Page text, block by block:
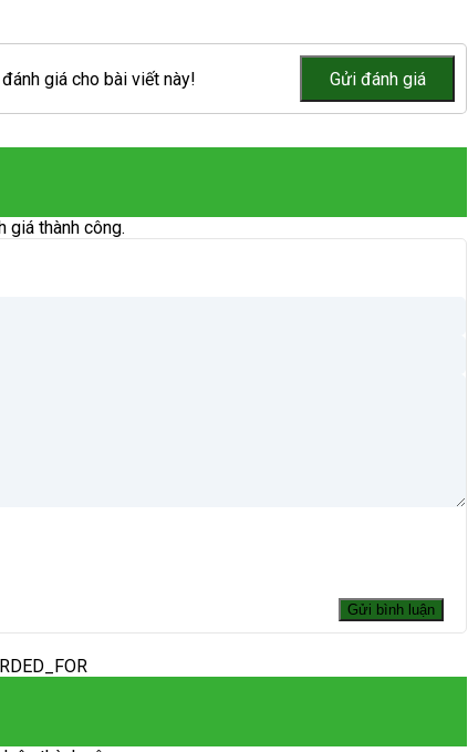
giá cho bài viết này!
giá thành công.